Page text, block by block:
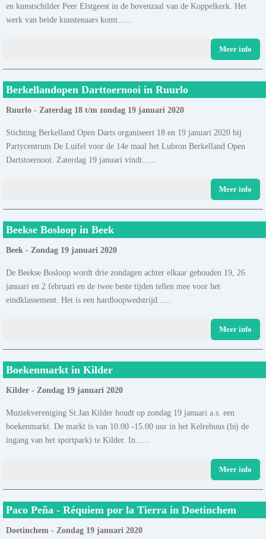
en kunstschilder Peer Elstgeest in de bovenzaal van de Koppelkerk. Het
werk van beide kunstenaars komt......
Meer info
Berkellandopen Darttoernooi in Ruurlo
Ruurlo - Zaterdag 18 t/m zondag 19 januari 2020
Stichting Berkelland Open Darts organiseert 18 en 19 januari 2020 bij
Partycentrum De Luifel voor de 14e maal het Lubron Berkelland Open
Dartstoernooi. Zaterdag 19 januari vindt......
Meer info
Beekse Bosloop in Beek
Beek - Zondag 19 januari 2020
De Beekse Bosloop wordt drie zondagen achter elkaar gehouden 19, 26
januari en 2 februari en de twee beste tijden tellen mee voor het
eindklassement. Het is een hardloopwedstrijd......
Meer info
Boekenmarkt in Kilder
Kilder - Zondag 19 januari 2020
Muziekvereniging St.Jan Kilder houdt op zondag 19 januari a.s. een
boekenmarkt. De markt is van 10.00 -15.00 uur in het Kelrehuus (bij de
ingang van het sportpark) te Kilder. In......
Meer info
Paco Peña - Réquiem por la Tierra in Doetinchem
Doetinchem - Zondag 19 januari 2020